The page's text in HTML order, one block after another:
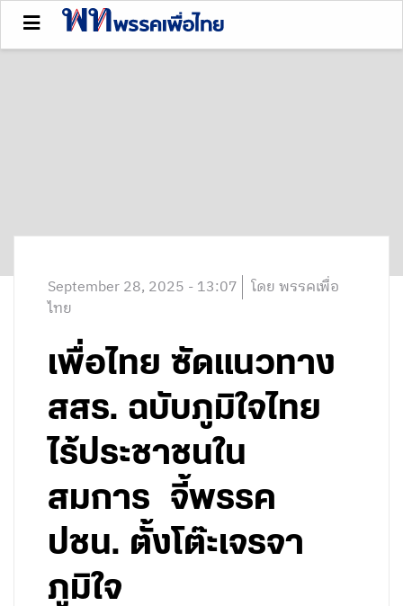
September 28, 2025 - 13:07 โดย พรรคเพื่อ
ไทย
เพื่อไทย ซัดแนวทาง
สสร. ฉบับภูมิใจไทย
ไร้ประชาชนใน
สมการ จี้พรรค
ปชน. ตั้งโต๊ะเจรจา
ภูมิใจ